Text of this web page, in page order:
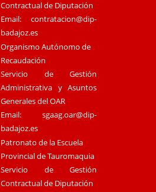
Contractual de Diputación
Email:contratacion@dip-
badajoz.es
Organismo Autónomo de
Recaudación
Servicio de Gestión
Administrativa y Asuntos
Generales del OAR
Email:sgaag.oar@dip-
badajoz.es
Patronato de la Escuela
Provincial de Tauromaquia
Servicio de Gestión
Contractual de Diputación